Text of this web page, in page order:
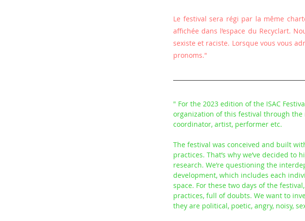
Le festival sera régi par la même
affichée dans l’espace du Recyclart.
sexiste et raciste. Lorsque vous vous
pronoms."
" For the 2023 edition of the ISAC
organization of this festival through
coordinator, artist, performer etc.
The festival was conceived and built
practices. That’s why we’ve decided
research. We’re questioning the
development, which includes each
space. For these two days of the
practices, full of doubts. We want to
they are political, poetic, angry, noisy,